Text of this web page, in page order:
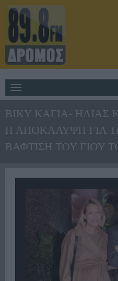
ΒΙΚΥ ΚΑΓΙΑ- ΗΛΙΑΣ
Η ΑΠΟΚΑΛΥΨΗ ΓΙΑ
ΒΑΦΤΙΣΗ ΤΟΥ ΓΙΟΥ